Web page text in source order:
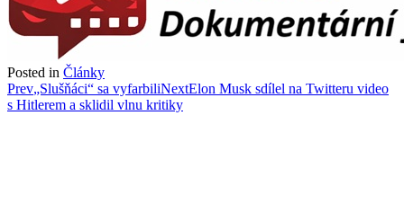
Posted in Články
Post
navigation
Prev„Slušňáci“ sa vyfarbiliNextElon Musk sdílel na Twitteru video
s Hitlerem a sklidil vlnu kritiky